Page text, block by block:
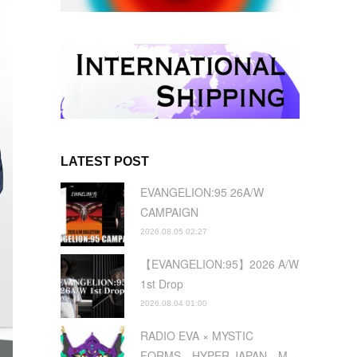
LATEST POST
EVANGELION:95 26A/W
CAMPAIGN
2026.08.05 02:27
【EVANGELION:95】2026 A/W
1st Drop
2026.08.04 01:00
RADIO EVA × MYSTIC